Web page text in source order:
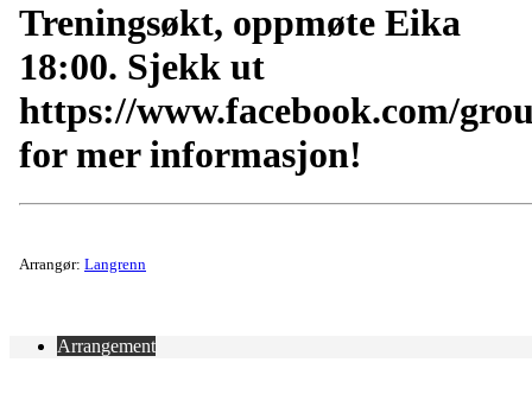
Treningsøkt, oppmøte Eika
18:00. Sjekk ut
https://www.facebook.com/
for mer informasjon!
Arrangør: Langrenn
Arrangement